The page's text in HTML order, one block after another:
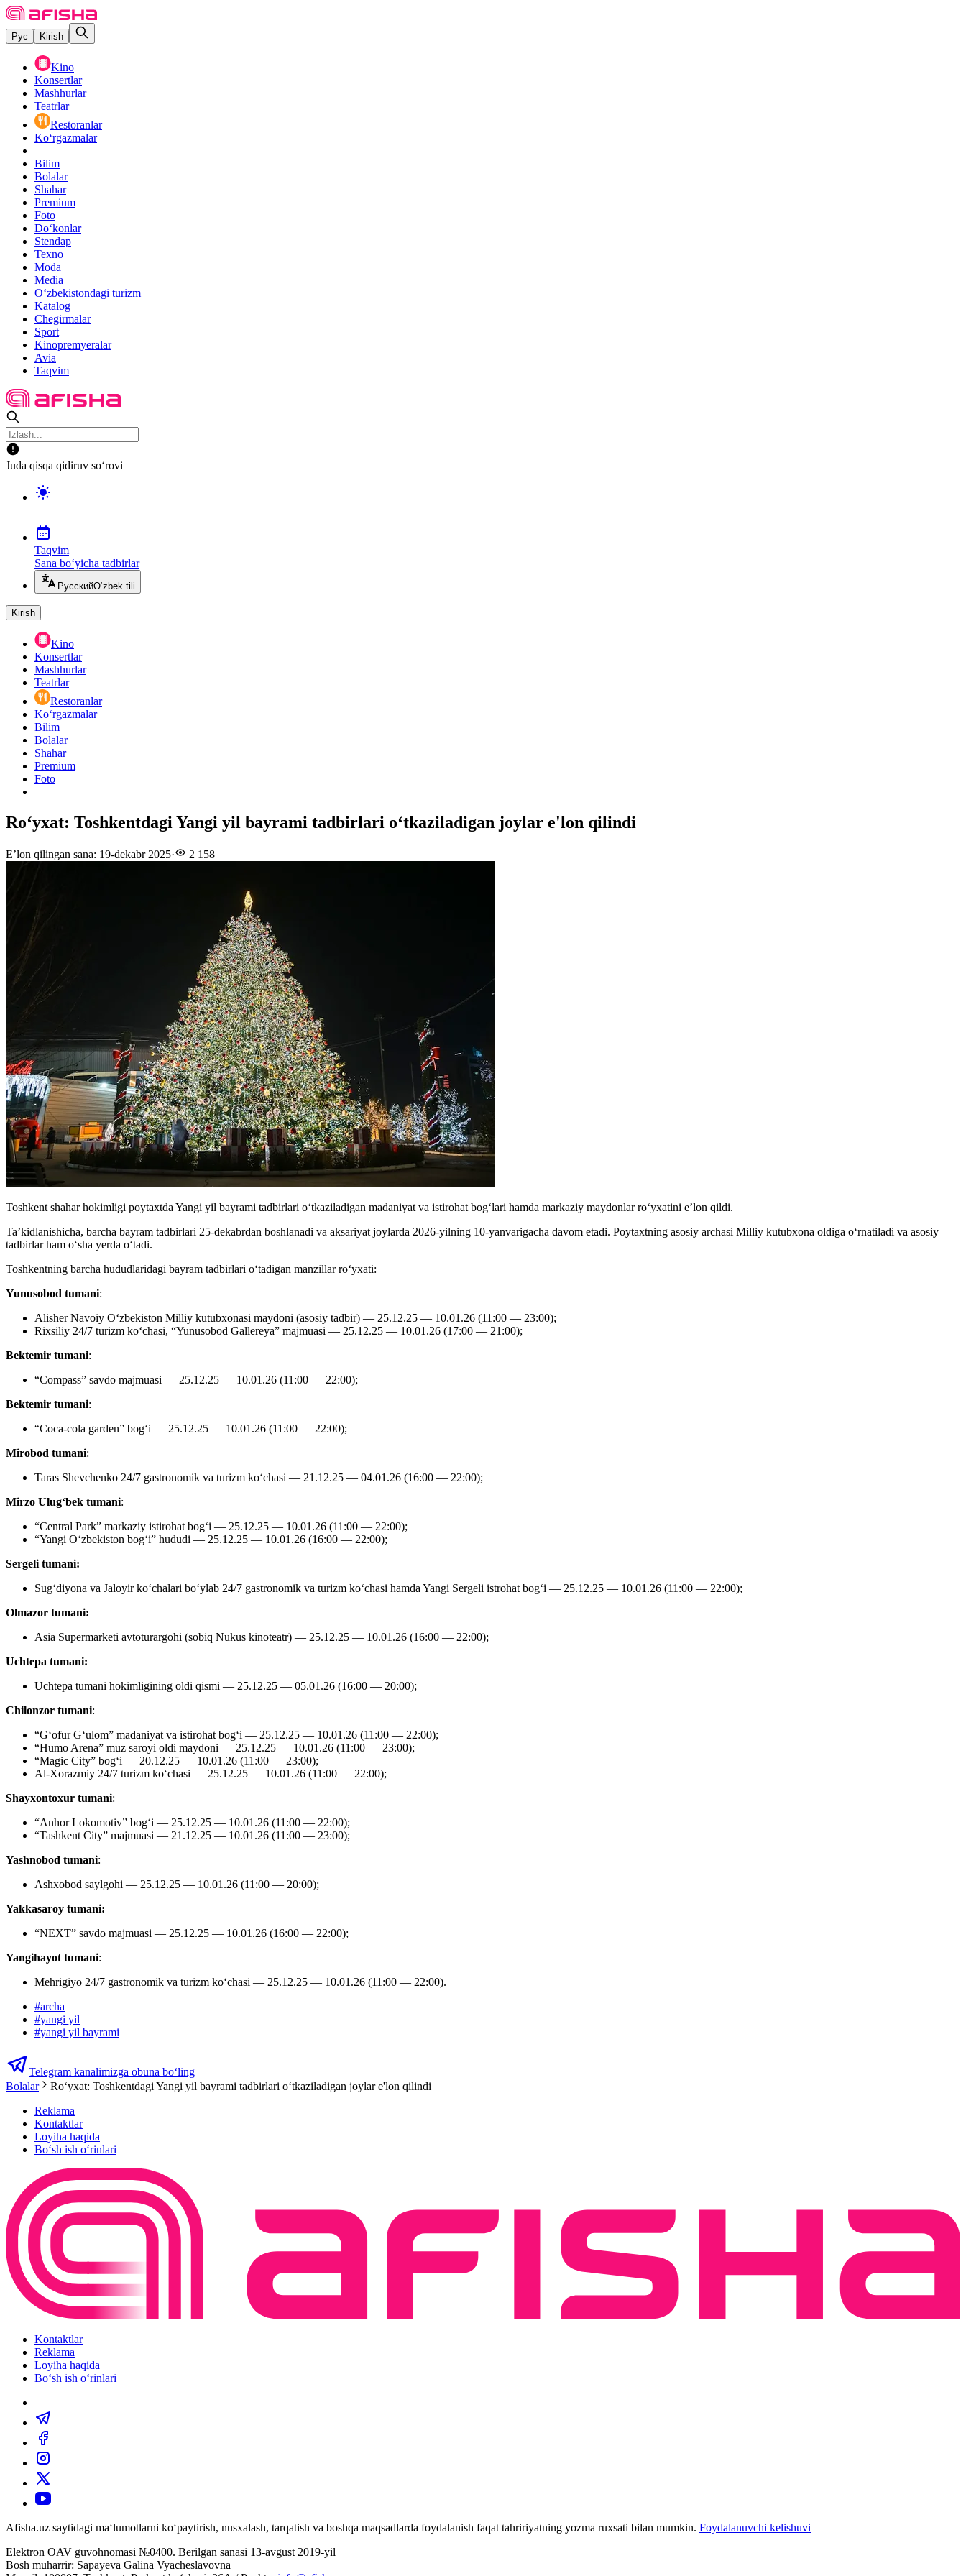
Рус Kirish
Kino
Konsertlar
Mashhurlar
Teatrlar
Restoranlar
Ko‘rgazmalar
Bilim
Bolalar
Shahar
Premium
Foto
Do‘konlar
Stendap
Texno
Moda
Media
O‘zbekistondagi turizm
Katalog
Chegirmalar
Sport
Kinopremyeralar
Avia
Taqvim
Juda qisqa qidiruv so‘rovi
Taqvim
Sana bo‘yicha tadbirlar
РусскийO‘zbek tili
Kirish
Kino
Konsertlar
Mashhurlar
Teatrlar
Restoranlar
Ko‘rgazmalar
Bilim
Bolalar
Shahar
Premium
Foto
Roʻyxat: Toshkentdagi Yangi yil bayrami tadbirlari oʻtkaziladigan joylar e'lon qilindi
E’lon qilingan sana: 19-dekabr 2025· 2 158
Toshkent shahar hokimligi poytaxtda Yangi yil bayrami tadbirlari oʻtkaziladigan madaniyat va istirohat bogʻlari hamda markaziy maydonlar roʻyxatini e’lon qildi.
Ta’kidlanishicha, barcha bayram tadbirlari 25-dekabrdan boshlanadi va aksariyat joylarda 2026-yilning 10-yanvarigacha davom etadi. Poytaxtning asosiy archasi Milliy kutubxona oldiga oʻrnatiladi va asosiy
tadbirlar ham oʻsha yerda oʻtadi.
Toshkentning barcha hududlaridagi bayram tadbirlari oʻtadigan manzillar roʻyxati:
Yunusobod tumani:
Alisher Navoiy O‘zbekiston Milliy kutubxonasi maydoni (asosiy tadbir) — 25.12.25 — 10.01.26 (11:00 — 23:00);
Rixsiliy 24/7 turizm ko‘chasi, “Yunusobod Gallereya” majmuasi — 25.12.25 — 10.01.26 (17:00 — 21:00);
Bektemir tumani:
“Compass” savdo majmuasi — 25.12.25 — 10.01.26 (11:00 — 22:00);
Bektemir tumani:
“Coca-cola garden” bog‘i — 25.12.25 — 10.01.26 (11:00 — 22:00);
Mirobod tumani:
Taras Shevchenko 24/7 gastronomik va turizm ko‘chasi — 21.12.25 — 04.01.26 (16:00 — 22:00);
Mirzo Ulugʻbek tumani:
“Central Park” markaziy istirohat bog‘i — 25.12.25 — 10.01.26 (11:00 — 22:00);
“Yangi O‘zbekiston bog‘i” hududi — 25.12.25 — 10.01.26 (16:00 — 22:00);
Sergeli tumani:
Sug‘diyona va Jaloyir ko‘chalari bo‘ylab 24/7 gastronomik va turizm ko‘chasi hamda Yangi Sergeli istrohat bog‘i — 25.12.25 — 10.01.26 (11:00 — 22:00);
Olmazor tumani:
Asia Supermarketi avtoturargohi (sobiq Nukus kinoteatr) — 25.12.25 — 10.01.26 (16:00 — 22:00);
Uchtepa tumani:
Uchtepa tumani hokimligining oldi qismi — 25.12.25 — 05.01.26 (16:00 — 20:00);
Chilonzor tumani:
“G‘ofur G‘ulom” madaniyat va istirohat bog‘i — 25.12.25 — 10.01.26 (11:00 — 22:00);
“Humo Arena” muz saroyi oldi maydoni — 25.12.25 — 10.01.26 (11:00 — 23:00);
“Magic City” bog‘i — 20.12.25 — 10.01.26 (11:00 — 23:00);
Al-Xorazmiy 24/7 turizm ko‘chasi — 25.12.25 — 10.01.26 (11:00 — 22:00);
Shayxontoxur tumani:
“Anhor Lokomotiv” bog‘i — 25.12.25 — 10.01.26 (11:00 — 22:00);
“Tashkent City” majmuasi — 21.12.25 — 10.01.26 (11:00 — 23:00);
Yashnobod tumani:
Ashxobod saylgohi — 25.12.25 — 10.01.26 (11:00 — 20:00);
Yakkasaroy tumani:
“NEXT” savdo majmuasi — 25.12.25 — 10.01.26 (16:00 — 22:00);
Yangihayot tumani:
Mehrigiyo 24/7 gastronomik va turizm ko‘chasi — 25.12.25 — 10.01.26 (11:00 — 22:00).
#archa
#yangi yil
#yangi yil bayrami
Telegram kanalimizga obuna bo‘ling
Bolalar
Roʻyxat: Toshkentdagi Yangi yil bayrami tadbirlari oʻtkaziladigan joylar e'lon qilindi
Reklama
Kontaktlar
Loyiha haqida
Bo‘sh ish o‘rinlari
Kontaktlar
Reklama
Loyiha haqida
Bo‘sh ish o‘rinlari
Afisha.uz saytidagi ma‘lumotlarni ko‘paytirish, nusxalash, tarqatish va boshqa maqsadlarda foydalanish faqat tahririyatning yozma ruxsati bilan mumkin. Foydalanuvchi kelishuvi
Elektron OAV guvohnomasi №0400. Berilgan sanasi 13-avgust 2019-yil
Bosh muharrir: Sapayeva Galina Vyacheslavovna